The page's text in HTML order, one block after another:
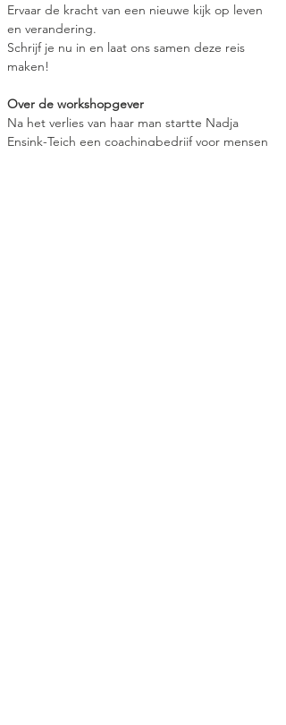
Ervaar de kracht van een nieuwe kijk op leven
en verandering.
Schrijf je nu in en laat ons samen deze reis
maken!
Over de workshopgever
Na het verlies van haar man startte Nadja
Ensink-Teich een coachingbedrijf voor mensen